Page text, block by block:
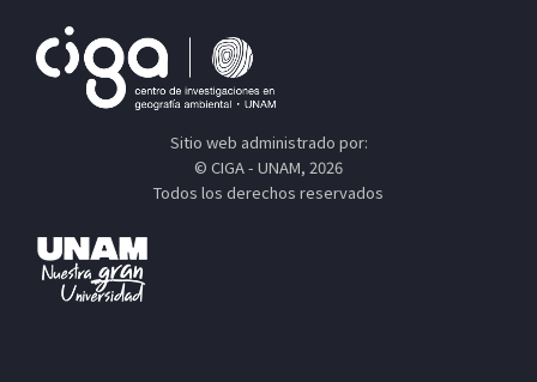
Sitio web administrado por:
© CIGA - UNAM, 2026
Todos los derechos reservados